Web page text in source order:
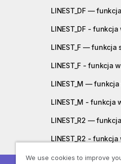
LINEST_DF —
LINEST_DF -
LINEST_F — funkcja
LINEST_F - funkcja
LINEST_M —
LINEST_M - funkcja
LINEST_R2 —
LINEST_R2 -
LINEST_SEB —
We use cookies to improve